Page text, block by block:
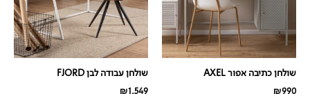
שולחן כתיבה אפור AXEL
₪990
שולחן עבודה לבן FJORD
₪1,549